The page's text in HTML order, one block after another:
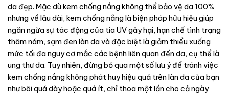
da đẹp. Mặc dù kem chống nắng không thể bảo vệ da 100%
nhưng về lâu dài, kem chống nắng là biện pháp hữu hiệu giúp
ngăn ngừa sự tác động của tia UV gây hại, hạn chế tình trạng
thâm nám, sạm đen làn da và đặc biệt là giảm thiểu xuống
mức tối đa nguy cơ mắc các bệnh liên quan đến da, cụ thể là
ung thư da. Tuy nhiên, đừng bỏ qua một số lưu ý để tránh việc
kem chống nắng không phát huy hiệu quả trên làn da của bạn
như bôi quá dày hoặc quá ít, chỉ thoa một lần cho cả ngày